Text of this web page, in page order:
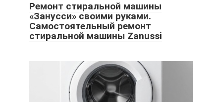
Ремонт стиральной машины
«Занусси» своими руками.
Самостоятельный ремонт
стиральной машины Zanussi